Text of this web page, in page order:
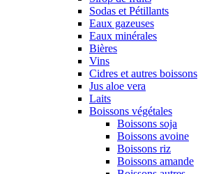
Sodas et Pétillants
Eaux gazeuses
Eaux minérales
Bières
Vins
Cidres et autres boissons
Jus aloe vera
Laits
Boissons végétales
Boissons soja
Boissons avoine
Boissons riz
Boissons amande